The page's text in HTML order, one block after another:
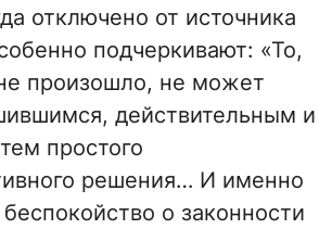
отключено от источника
подчеркивают: «То,
произошло, не может
действительным и
простого
решения… И именно
о законности